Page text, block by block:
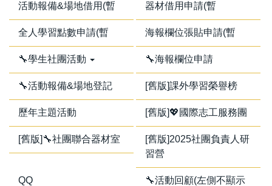
活動報備&場地借用(暫 器材借用申請(暫
全人學習點數申請(暫 海報欄位張貼申請(暫
🔧學生社團活動 🔧海報欄位申請
🔧活動報備&場地登記 [舊版]課外學習榮譽榜
歷年主題活動 [舊版]💖國際志工服務團
[舊版]🔧社團聯合器材室
[舊版]2025社團負責人研
習營
QQ
🔧活動回顧(左側不顯示